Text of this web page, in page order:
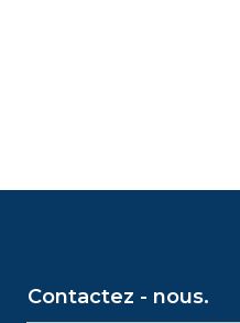
Contactez - nous.